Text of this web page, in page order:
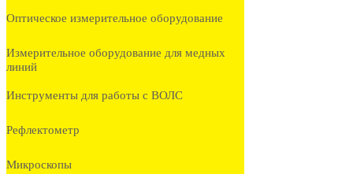
Оптическое измерительное оборудование
Измерительное оборудование для медных
линий
Инструменты для работы с ВОЛС
Рефлектометр
Микроскопы